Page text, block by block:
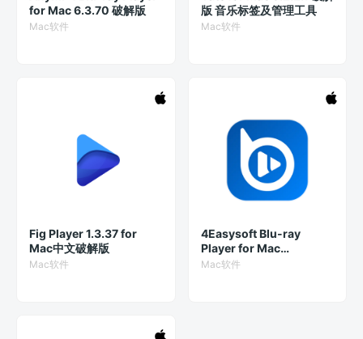
for Mac 6.3.70 破解版
Mac软件
版 音乐标签及管理工具
Mac软件
Fig Player 1.3.37 for
Mac中文破解版
Mac软件
4Easysoft Blu-ray
Player for Mac
1.0.20.135894 破解版
Mac软件